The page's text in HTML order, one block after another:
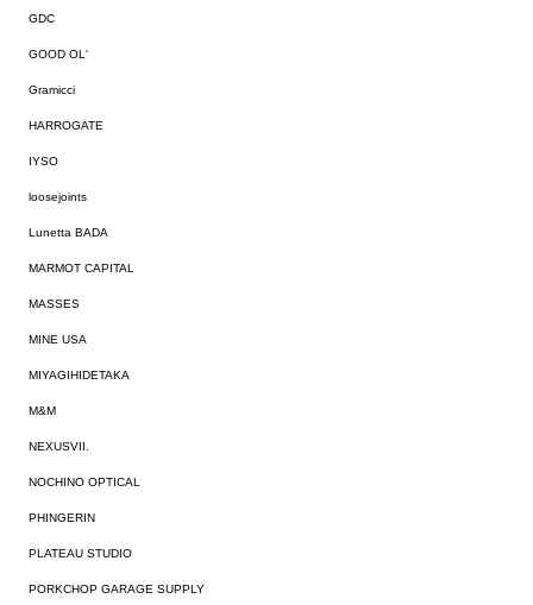
GDC
GOOD OL'
Gramicci
HARROGATE
IYSO
loosejoints
Lunetta BADA
MARMOT CAPITAL
MASSES
MINE USA
MIYAGIHIDETAKA
M&M
NEXUSVII.
NOCHINO OPTICAL
PHINGERIN
PLATEAU STUDIO
PORKCHOP GARAGE SUPPLY